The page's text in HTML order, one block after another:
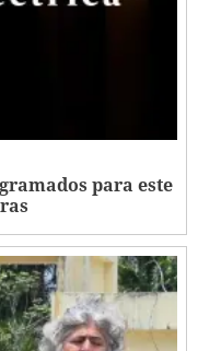
para este